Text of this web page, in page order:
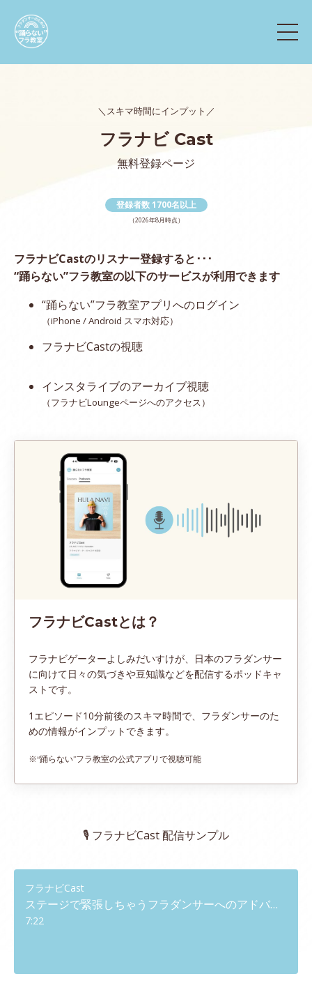
＼スキマ時間にインプット／
フラナビ Cast
無料登録ページ
登録者数 1700名以上
（2026年8月時点）
フラナビCastのリスナー登録すると･･･
“踊らない”フラ教室の以下のサービスが利用できます
“踊らない”フラ教室アプリへのログイン
（iPhone / Android スマホ対応）
フラナビCastの視聴
インスタライブのアーカイブ視聴
（フラナビLoungeページへのアクセス）
フラナビCastとは？
フラナビゲーターよしみだいすけが、日本のフラダンサー
に向けて日々の気づきや豆知識などを配信するポッドキャ
ストです。
1エピソード10分前後のスキマ時間で、 フラダンサーのた
めの情報がインプットできます。
※“踊らない”フラ教室の公式アプリで視聴可能
🎙️ フラナビCast 配信サンプル
フラナビCast
ステージで緊張しちゃうフラダンサーへのアドバイス
7:22